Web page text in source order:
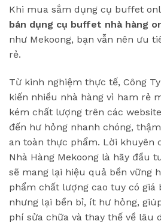
Khi mua sắm dụng cụ buffet
bán dụng cụ buffet nhà hàng
như Mekoong, bạn vẫn nên ưu
rẻ.
Từ kinh nghiệm thực tế, Công
kiến nhiều nhà hàng vì ham rẻ
kém chất lượng trên các
đến hư hỏng nhanh chóng,
an toàn thực phẩm. Lời khuyên
Nhà Hàng Mekoong là hãy đầu
sẽ mang lại hiệu quả bền vững
phẩm chất lượng cao tuy có giá
nhưng lại bền bỉ, ít hư hỏng,
phí sửa chữa và thay thế về lâu